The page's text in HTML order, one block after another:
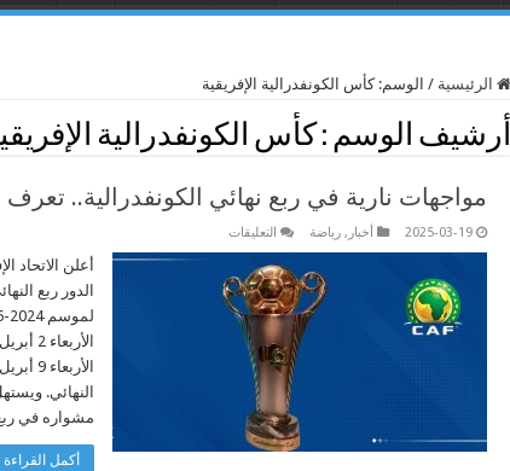
الرئيسية / الوسم:كأس الكونفدرالية الإفريقية
أرشيف الوسم : كأس الكونفدرالية
مواجهات نارية في ربع نهائي الكونفدرالية..
2025-03-19 أخبار , رياضة التعليقات
في
ربع
نهائي
أعلن الاتحاد
الدور ربع
النهائي.
مشواره في
أكمل